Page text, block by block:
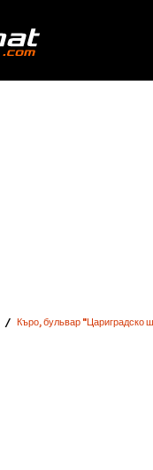
/ Къро, бульвар "Цариградско